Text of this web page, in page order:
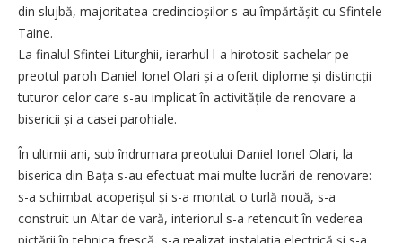
din slujbă, majoritatea credin­cio­șilor s-au împărtășit cu Sfintele
Taine.
La finalul Sfintei Liturghii, ierarhul l-a hirotosit sachelar pe
preotul paroh Daniel Ionel Olari și a oferit diplome și distincții
tuturor celor care s-au implicat în activitățile de renovare a
bisericii și a casei parohiale.
În ultimii ani, sub îndrumara preotului Daniel Ionel Olari, la
biserica din Bața s-au efectuat mai multe lucrări de renovare:
s-a schimbat acoperișul și s-a montat o turlă nouă, s-a
construit un Altar de vară, interiorul s-a retencuit în vederea